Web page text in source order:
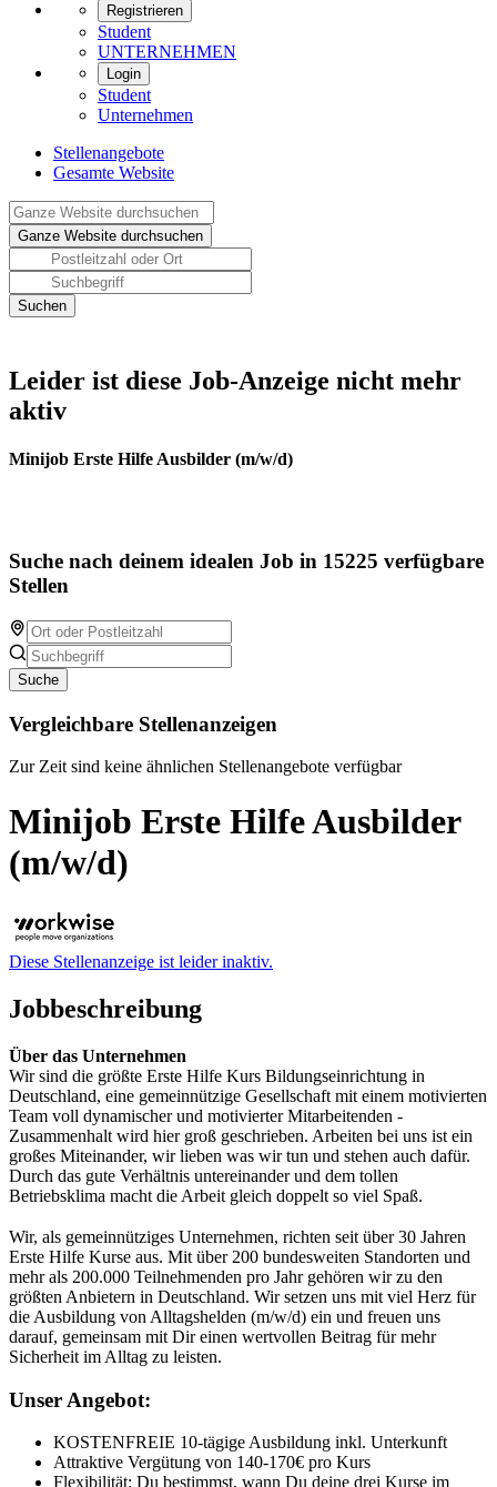
Registrieren
Student
UNTERNEHMEN
Login
Student
Unternehmen
Stellenangebote
Gesamte Website
Leider ist diese Job-Anzeige nicht mehr
aktiv
Minijob Erste Hilfe Ausbilder (m/w/d)
Suche nach deinem idealen Job in 15225 verfügbare
Stellen
Suche
Vergleichbare Stellenanzeigen
Zur Zeit sind keine ähnlichen Stellenangebote verfügbar
Minijob Erste Hilfe Ausbilder
(m/w/d)
Diese Stellenanzeige ist leider inaktiv.
Jobbeschreibung
Über das Unternehmen
Wir sind die größte Erste Hilfe Kurs Bildungseinrichtung in
Deutschland, eine gemeinnützige Gesellschaft mit einem motivierten
Team voll dynamischer und motivierter Mitarbeitenden -
Zusammenhalt wird hier groß geschrieben. Arbeiten bei uns ist ein
großes Miteinander, wir lieben was wir tun und stehen auch dafür.
Durch das gute Verhältnis untereinander und dem tollen
Betriebsklima macht die Arbeit gleich doppelt so viel Spaß.
Wir, als gemeinnütziges Unternehmen, richten seit über 30 Jahren
Erste Hilfe Kurse aus. Mit über 200 bundesweiten Standorten und
mehr als 200.000 Teilnehmenden pro Jahr gehören wir zu den
größten Anbietern in Deutschland. Wir setzen uns mit viel Herz für
die Ausbildung von Alltagshelden (m/w/d) ein und freuen uns
darauf, gemeinsam mit Dir einen wertvollen Beitrag für mehr
Sicherheit im Alltag zu leisten.
Unser Angebot:
KOSTENFREIE 10-tägige Ausbildung inkl. Unterkunft
Attraktive Vergütung von 140-170€ pro Kurs
Flexibilität: Du bestimmst, wann Du deine drei Kurse im